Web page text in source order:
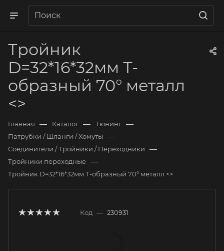
Тройник
D=32*16*32мм Т-
образный 70° металл
<>
Главная — Каталог — Тюнинг —
Патрубки / Шланги / Хомуты —
Соединители / Тройники / Переходники —
Тройники переходные —
Тройник D=32*16*32мм Т-образный 70° металл <>
Код — 230931